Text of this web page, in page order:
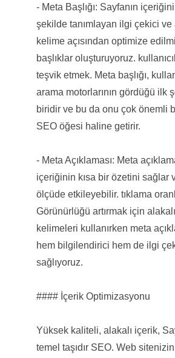
- Meta Başlığı: Sayfanın
şekilde tanımlayan ilgi çekici ve
kelime açısından optimize
başlıklar oluşturuyoruz.
teşvik etmek. Meta başlığı,
arama motorlarının gördüğü ilk
biridir ve bu da onu çok önemli
SEO öğesi haline getirir.
- Meta Açıklaması: Meta
içeriğinin kısa bir özetini sağlar
ölçüde etkileyebilir. tıklama
Görünürlüğü artırmak için
kelimeleri kullanırken meta
hem bilgilendirici hem de ilgi
sağlıyoruz.
#### İçerik Optimizasyonu
Yüksek kaliteli, alakalı içerik,
temel taşıdır SEO. Web